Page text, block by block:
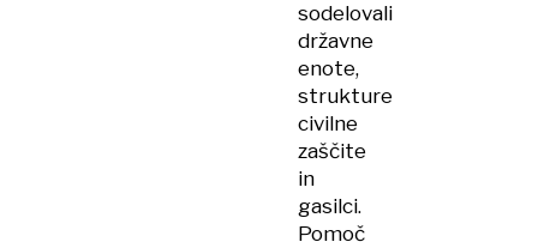
sodelovali
državne
enote,
strukture
civilne
zaščite
in
gasilci.
Pomoč